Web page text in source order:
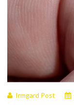
Irmgard Post